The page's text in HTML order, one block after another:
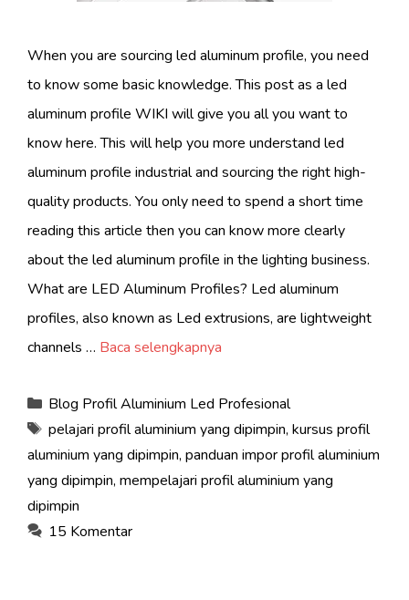
When you are sourcing led aluminum profile, you need
to know some basic knowledge. This post as a led
aluminum profile WIKI will give you all you want to
know here. This will help you more understand led
aluminum profile industrial and sourcing the right high-
quality products. You only need to spend a short time
reading this article then you can know more clearly
about the led aluminum profile in the lighting business.
What are LED Aluminum Profiles? Led aluminum
profiles, also known as Led extrusions, are lightweight
channels … Baca selengkapnya
Kategori
Blog Profil Aluminium Led Profesional
Tag
pelajari profil aluminium yang dipimpin, kursus profil
aluminium yang dipimpin, panduan impor profil aluminium
yang dipimpin, mempelajari profil aluminium yang
dipimpin
15 Komentar